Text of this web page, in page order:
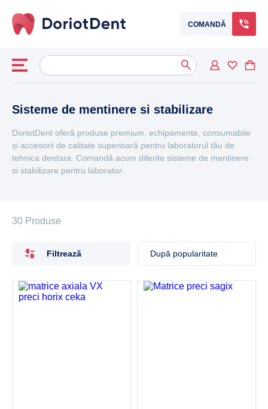
COMANDĂ
Caută
după:When autocomplete results are available use up and down
Sisteme de mentinere si stabilizare
DoriotDent oferă produse premium, echipamente, consumabile
și accesorii de calitate superioară pentru laboratorul tău de
tehnica dentara. Comandă acum diferite sisteme de mentinere
si stabilizare pentru laborator.
30 Produse
Filtrează